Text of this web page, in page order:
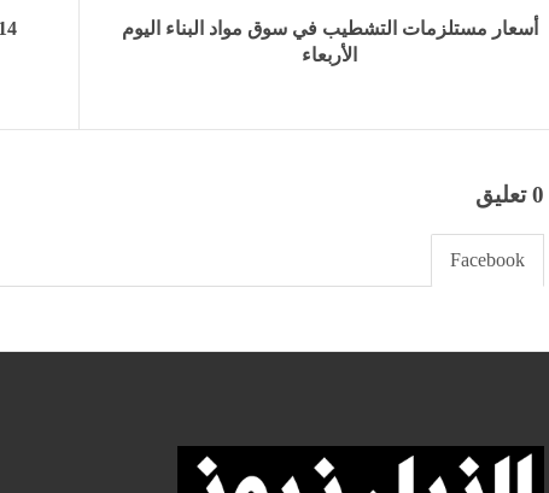
أسعار مستلزمات التشطيب في سوق مواد البناء اليوم
الأربعاء
0 تعليق
Facebook